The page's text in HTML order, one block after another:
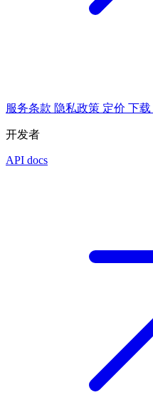
服务条款 隐私政策 定价 下载
开发者
API docs